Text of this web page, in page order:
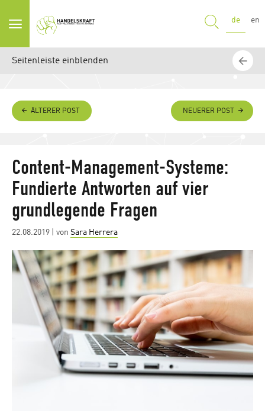
SUCHEde en
ÄLTERER POST NEUERER POST
Content-Management-Systeme:
Fundierte Antworten auf vier
grundlegende Fragen
Posted
22.08.2019 | von Sara Herrera
Seitenleiste einblenden